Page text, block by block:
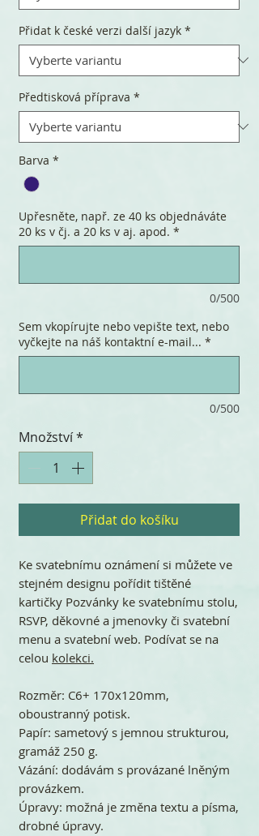
Přidat k české verzi další jazyk *
Předtisková příprava *
Barva *
Upřesněte, např. ze 40 ks objednáváte
20 ks v čj. a 20 ks v aj. apod. *
0/500
Sem vkopírujte nebo vepište text, nebo
vyčkejte na náš kontaktní e-mail... *
0/500
Množství*
Přidat do košíku
Ke svatebnímu oznámení si můžete ve
stejném designu pořídit tištěné
kartičky Pozvánky ke svatebnímu stolu,
RSVP, děkovné a jmenovky či svatební
menu a svatební web. Podívat se na
celou kolekci.
Rozměr: C6+ 170x120mm,
oboustranný potisk.
Papír: sametový s jemnou strukturou,
gramáž 250 g.
Vázání: dodávám s provázané lněným
provázkem.
Úpravy: možná je změna textu a písma,
drobné úpravy.